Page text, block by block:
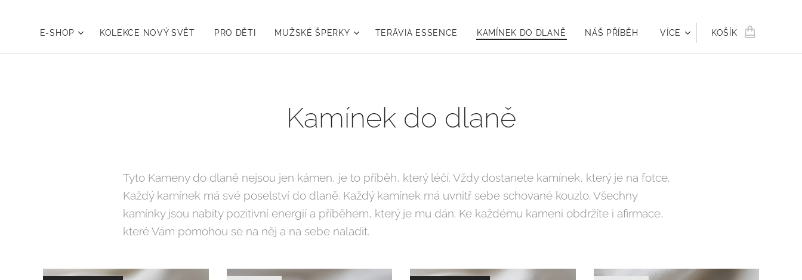
E-SHOP KOLEKCE NOVÝ SVĚT PRO DĚTI MUŽSKÉ ŠPERKY TERĀVIA ESSENCE KAMÍNEK DO DLANĚ NÁŠ PŘÍBĚH VÍCE KOŠÍK
Kamínek do dlaně
Tyto Kameny do dlaně nejsou jen kámen, je to příběh, který léčí. Vždy dostanete kamínek, který je na fotce.
Každý kamínek má své poselství do dlaně. Každý kamínek má uvnitř sebe schované kouzlo. Všechny
kamínky jsou nabity pozitivní energií a příběhem, který je mu dán. Ke každému kameni obdržíte i afirmace,
které Vám pomohou se na něj a na sebe naladit.